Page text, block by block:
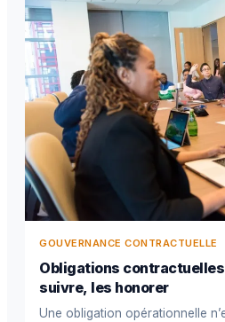
GOUVERNANCE CONTRACTUELLE
Obligations
suivre, les honorer
Une obligation opérationnelle